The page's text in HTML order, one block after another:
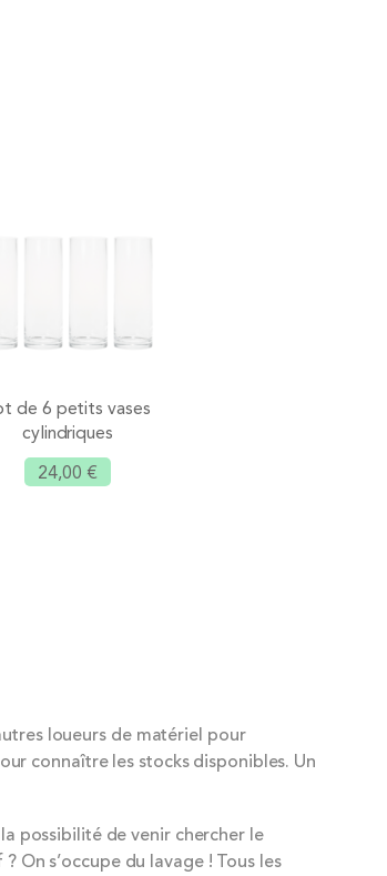
de 6 petits vases
cylindriques
24,00 €
loueurs de matériel pour
connaître les stocks disponibles. Un
possibilité de venir chercher le
s’occupe du lavage ! Tous les